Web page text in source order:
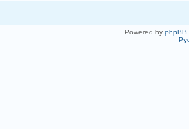
Powered by phpBB